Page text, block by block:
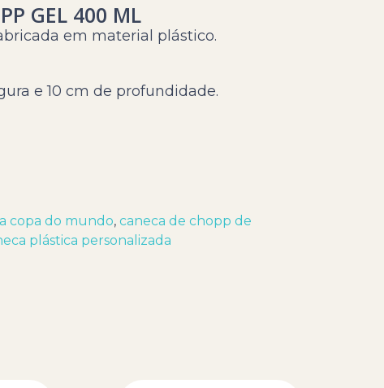
GEL 400 ML
em material plástico.
e 10 cm de profundidade.
copa do mundo, caneca de chopp de
plástica personalizada